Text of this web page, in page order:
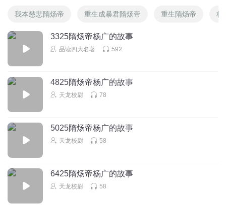
我本慈悲隋炀帝 重生成暴君隋炀帝 重生隋炀帝 杨
3325隋炀帝杨广的故事
品读四大名著 592
4825隋炀帝杨广的故事
天龙校尉 78
5025隋炀帝杨广的故事
天龙校尉 58
6425隋炀帝杨广的故事
天龙校尉 58